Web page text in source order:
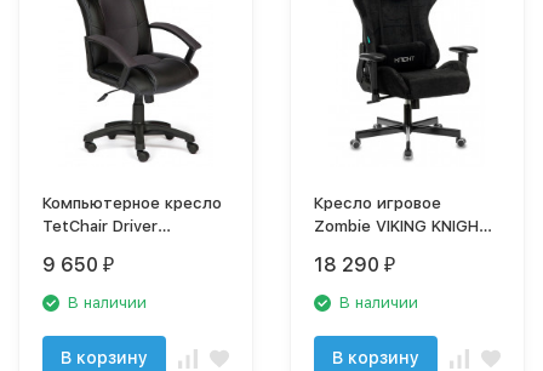
Компьютерное кресло
TetChair Driver
искусственная кожа/
текстиль, цвет:
9 650 ₽
В наличии
В корзину
Кресло игровое
Zombie VIKING KNIGHT
металл
18 290 ₽
В наличии
В корзину